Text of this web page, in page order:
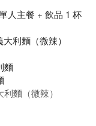
人主餐 + 飲品 1 杯
利麵（微辣）
麵
麵（微辣）